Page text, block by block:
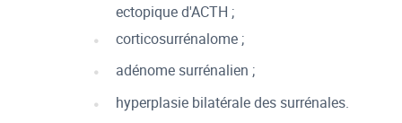
ectopique d'ACTH ;
corticosurrénalome ;
adénome surrénalien ;
hyperplasie bilatérale des surrénales.